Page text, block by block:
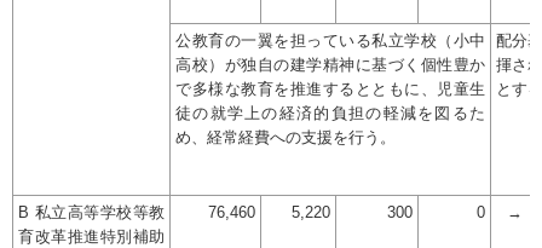
公教育の一翼を担っている私立学校（小中
高校）が独自の建学精神に基づく個性豊か
で多様な教育を推進するとともに、児童生
徒の就学上の経済的負担の軽減を図るた
め、経常経費への支援を行う。
配分
揮さ
とす
B 私立高等学校等教
育改革推進特別補助
76,460 5,220 300 0 →